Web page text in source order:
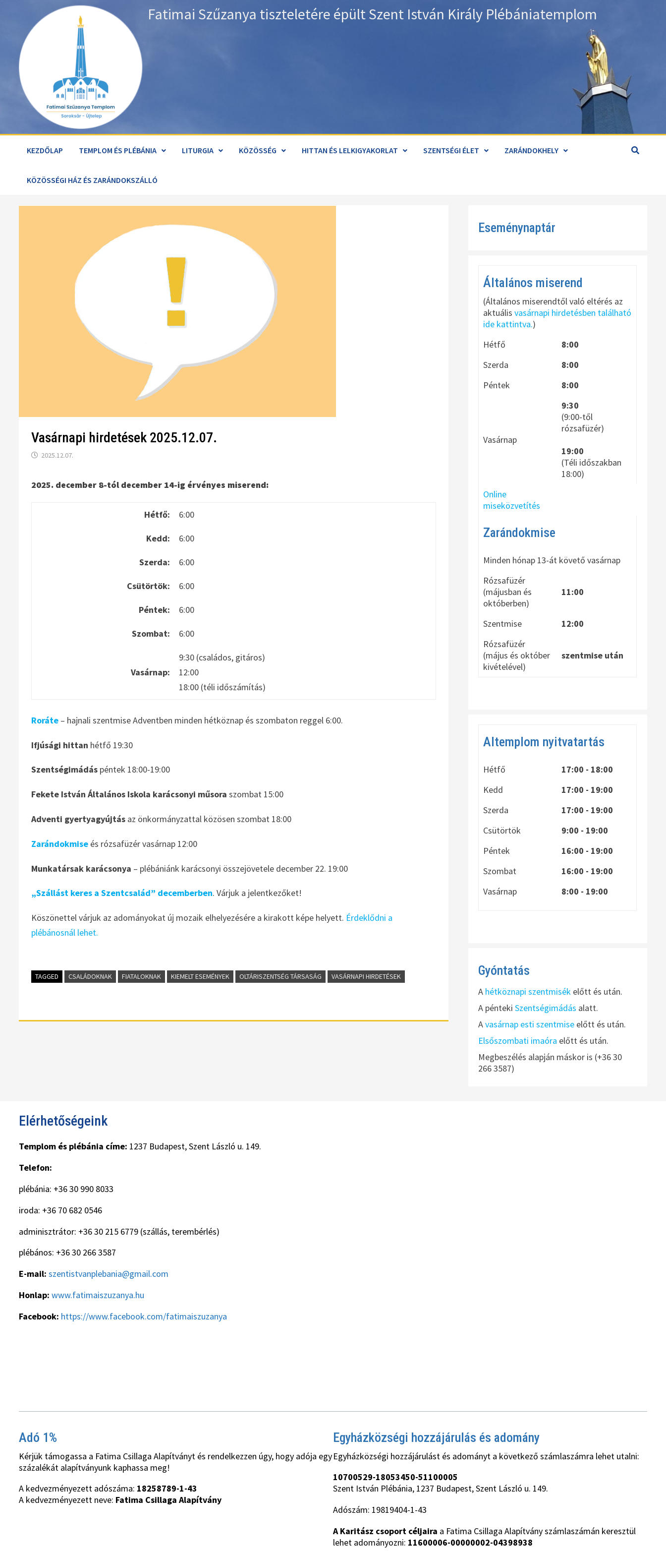
Fatimai Szűzanya tiszteletére épült Szent István Király Plébániatemplom
KEZDŐLAP TEMPLOM ÉS PLÉBÁNIA LITURGIA KÖZÖSSÉG HITTAN ÉS LELKIGYAKORLAT SZENTSÉGI ÉLET ZARÁNDOKHELY
KÖZÖSSÉGI HÁZ ÉS ZARÁNDOKSZÁLLÓ
Vasárnapi hirdetések 2025.12.07.
2025.12.07.
2025. december 8-tól december 14-ig érvényes miserend:
Hétfő: 6:00
Kedd: 6:00
Szerda: 6:00
Csütörtök: 6:00
Péntek: 6:00
Szombat: 6:00
Vasárnap:
9:30 (családos, gitáros)
12:00
18:00 (téli időszámítás)
Roráte – hajnali szentmise Adventben minden hétköznap és szombaton reggel 6:00.
Ifjúsági hittan hétfő 19:30
Szentségimádás péntek 18:00-19:00
Fekete István Általános Iskola karácsonyi műsoraszombat 15:00
Adventi gyertyagyújtás az önkormányzattal közösen szombat 18:00
Zarándokmise és rózsafüzér vasárnap 12:00
Munkatársak karácsonya – plébániánk karácsonyi összejövetele december 22. 19:00
„Szállást keres a Szentcsalád” decemberben. Várjuk a jelentkezőket!
Köszönettel várjuk az adományokat új mozaik elhelyezésére a kirakott képe helyett. Érdeklődni a
plébánosnál lehet.
TAGGED CSALÁDOKNAK FIATALOKNAK KIEMELT ESEMÉNYEK OLTÁRISZENTSÉG TÁRSASÁG VASÁRNAPI HIRDETÉSEK
Eseménynaptár
Általános miserend
(Általános miserendtől való eltérés az
aktuálisvasárnapi hirdetésben található
ide kattintva.)
Hétfő
8:00
Szerda
8:00
Péntek
8:00
Vasárnap
9:30
(9:00-től
rózsafüzér)
19:00
(Téli időszakban
18:00)
Online
miseközvetítés
Zarándokmise
Minden hónap 13-át követő vasárnap
Rózsafüzér
(májusban és
októberben)
11:00
Szentmise
12:00
Rózsafüzér
(május és október
kivételével)
szentmise után
Altemplom nyitvatartás
Hétfő
17:00 - 18:00
Kedd
17:00 - 19:00
Szerda
17:00 - 19:00
Csütörtök
9:00 - 19:00
Péntek
16:00 - 19:00
Szombat
16:00 - 19:00
Vasárnap
8:00 - 19:00
Gyóntatás
A hétköznapi szentmisék előtt és után.
A péntekiSzentségimádás alatt.
Avasárnap esti szentmise előtt és után.
Elsőszombati imaóra előtt és után.
Megbeszélés alapján máskor is (+36 30
266 3587)
Elérhetőségeink
Templom és plébánia címe: 1237 Budapest, Szent László u. 149.
Telefon:
plébánia: +36 30 990 8033
iroda: +36 70 682 0546
adminisztrátor: +36 30 215 6779 (szállás, terembérlés)
plébános: +36 30 266 3587
E-mail:szentistvanplebania@gmail.com
Honlap: www.fatimaiszuzanya.hu
Facebook: https://www.facebook.com/fatimaiszuzanya
Adó 1%
Kérjük támogassa a Fatima Csillaga Alapítványt és rendelkezzen úgy, hogy adója egy
százalékát alapítványunk kaphassa meg!
A kedvezményezett adószáma: 18258789-1-43
A kedvezményezett neve: Fatima Csillaga Alapítvány
Egyházközségi hozzájárulás és adomány
Egyházközségi hozzájárulást és adományt a következő számlaszámra lehet utalni:
10700529-18053450-51100005
Szent István Plébánia, 1237 Budapest, Szent László u. 149.
Adószám: 19819404-1-43
A Karitász csoport céljaira a Fatima Csillaga Alapítvány számlaszámán keresztül
lehet adományozni: 11600006-00000002-04398938